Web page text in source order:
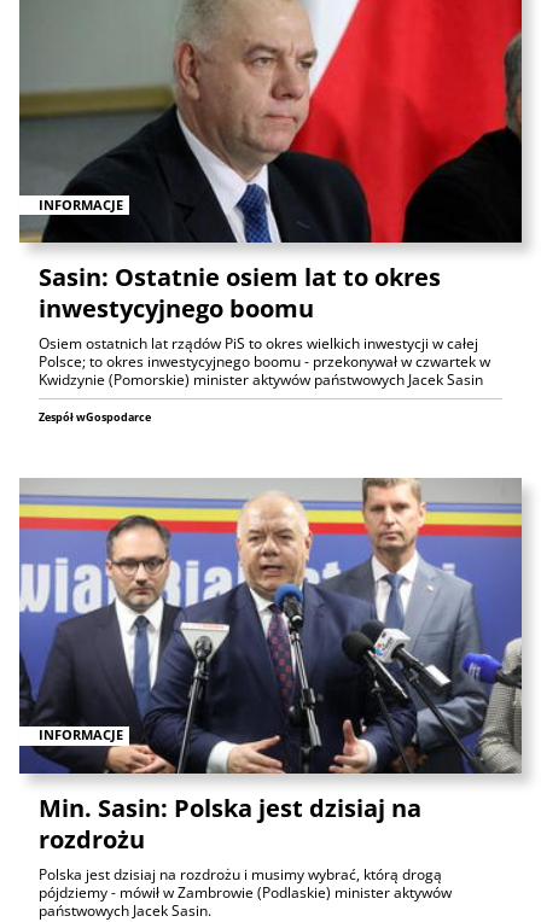
INFORMACJE
Sasin: Ostatnie osiem lat to okres
inwestycyjnego boomu
Osiem ostatnich lat rządów PiS to okres wielkich inwestycji w całej
Polsce; to okres inwestycyjnego boomu - przekonywał w czwartek w
Kwidzynie (Pomorskie) minister aktywów państwowych Jacek Sasin
Zespół wGospodarce
INFORMACJE
Min. Sasin: Polska jest dzisiaj na
rozdrożu
Polska jest dzisiaj na rozdrożu i musimy wybrać, którą drogą
pójdziemy - mówił w Zambrowie (Podlaskie) minister aktywów
państwowych Jacek Sasin.